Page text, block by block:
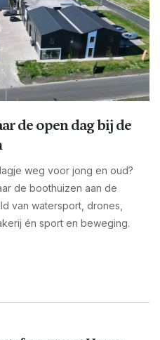
de open dag bij de
weg voor jong en oud?
de boothuizen aan de
van watersport, drones,
én sport en beweging.